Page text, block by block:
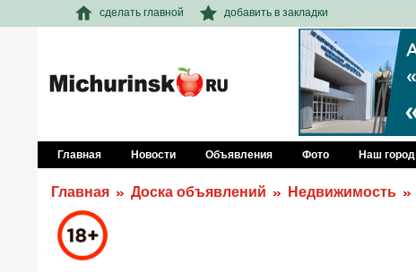
сделать главной добавить в закладки
Главная Новости Объявления Фото Наш город
Главная Доска объявлений Недвижимость